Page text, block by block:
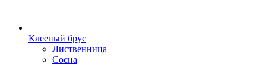
Клееный брус
Лиственница
Сосна